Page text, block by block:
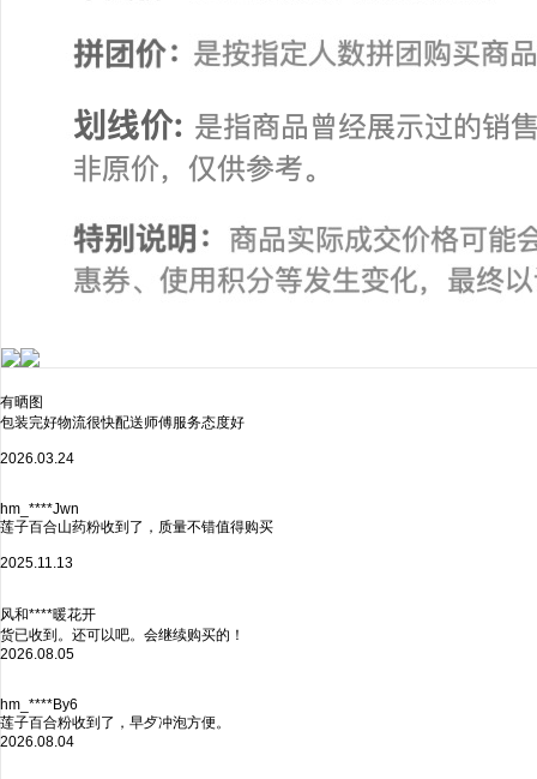
有晒图
包装完好物流很快配送师傅服务态度好
2026.03.24
hm_****Jwn
莲子百合山药粉收到了，质量不错值得购买
2025.11.13
风和****暖花开
货已收到。还可以吧。会继续购买的！
2026.08.05
hm_****By6
莲子百合粉收到了，早歺冲泡方便。
2026.08.04